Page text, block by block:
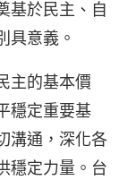
基於民主、自
具意義。
主的基本價
穩定重要基
溝通，深化各
穩定力量。台